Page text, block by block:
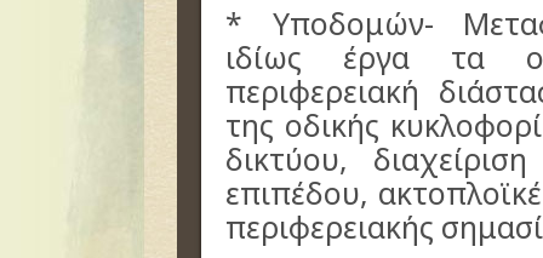
* Υποδομών-
ιδίως έργα τα
περιφερειακή
της οδικής
δικτύου,
επιπέδου,
περιφερειακής